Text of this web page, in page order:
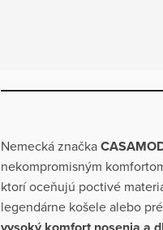
Nemecká značka
nekompromisným
ktorí oceňujú poctivé
legendárne košele alebo